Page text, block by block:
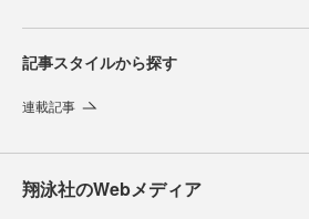
記事スタイルから探す
連載記事
翔泳社のWebメディア